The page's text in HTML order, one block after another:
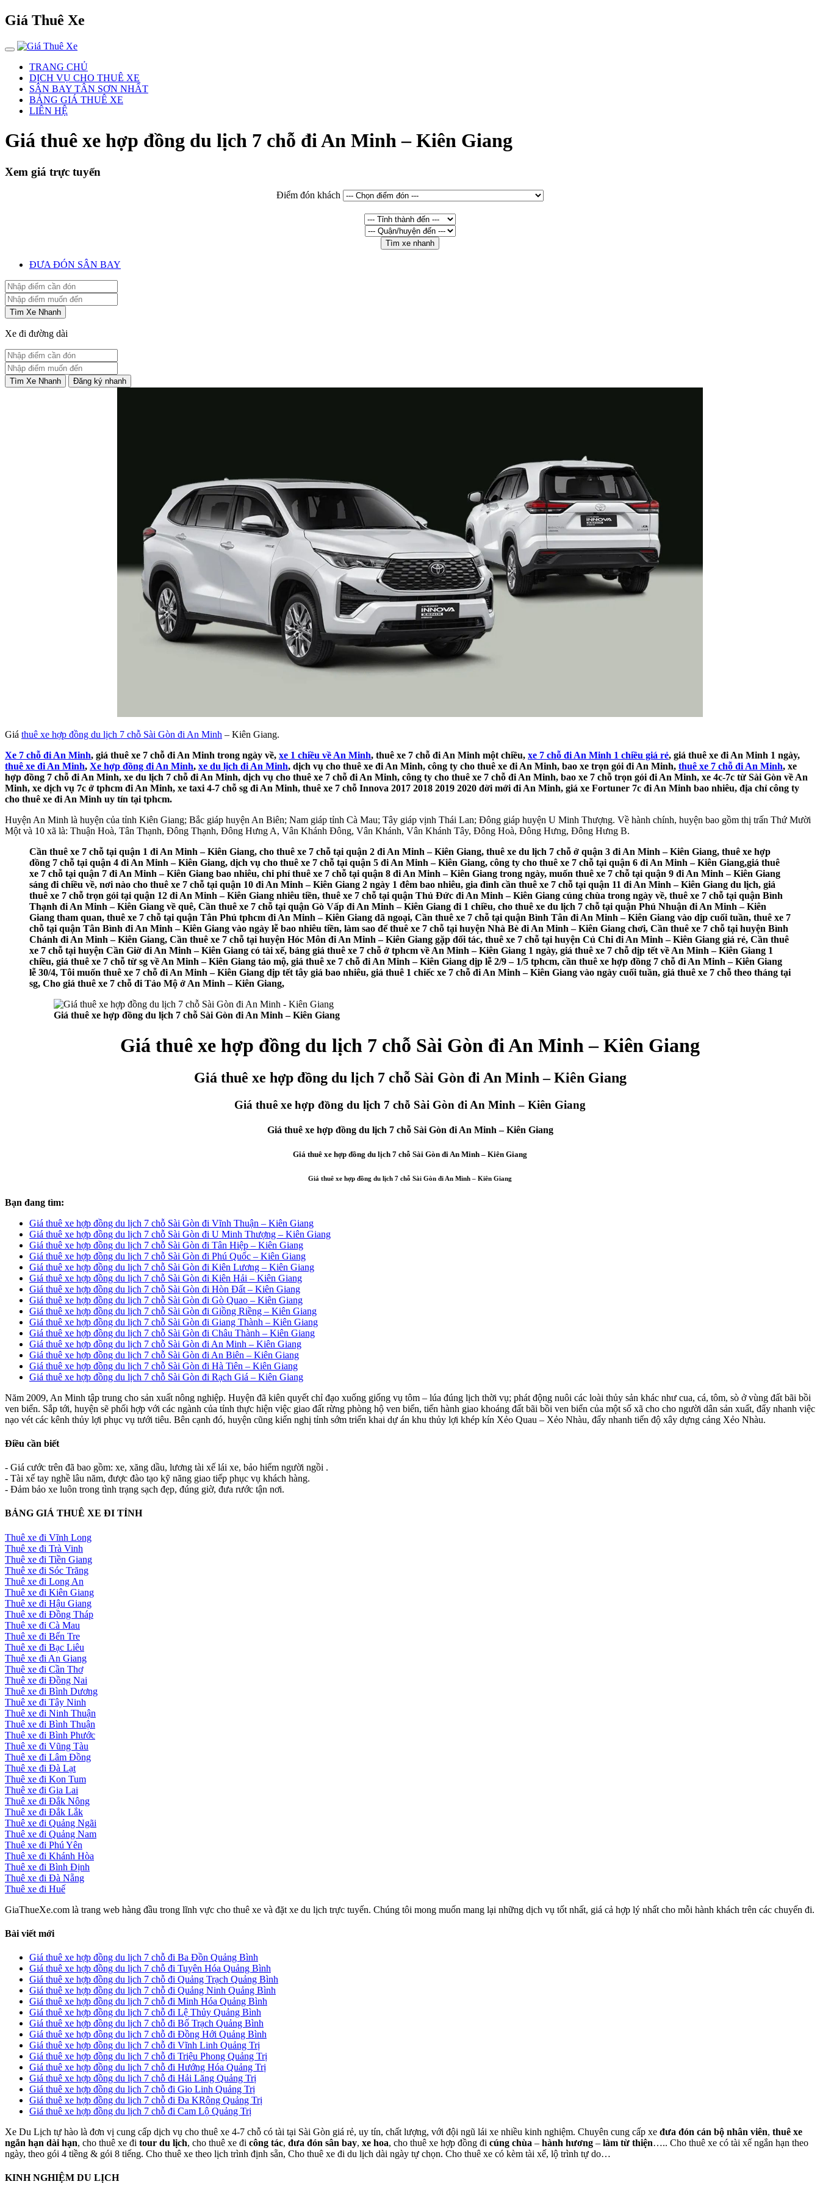
Giá Thuê Xe
TRANG CHỦ
DỊCH VỤ CHO THUÊ XE
SÂN BAY TÂN SƠN NHẤT
BẢNG GIÁ THUÊ XE
LIÊN HỆ
Giá thuê xe hợp đồng du lịch 7 chỗ đi An Minh – Kiên Giang
Xem giá trực tuyến
Điểm đón khách
Tìm xe nhanh
ĐƯA ĐÓN SÂN BAY
Tìm Xe Nhanh
Xe đi đường dài
Tìm Xe Nhanh Đăng ký nhanh
Giá thuê xe hợp đồng du lịch 7 chỗ Sài Gòn đi An Minh – Kiên Giang.
Xe 7 chỗ đi An Minh, giá thuê xe 7 chỗ đi An Minh trong ngày về, xe 1 chiều về An Minh, thuê xe 7 chỗ đi An Minh một chiều, xe 7 chỗ đi An Minh 1 chiều giá rẻ, giá thuê xe đi An Minh 1 ngày,
thuê xe đi An Minh, Xe hợp đồng đi An Minh, xe du lịch đi An Minh, dịch vụ cho thuê xe đi An Minh, công ty cho thuê xe đi An Minh, bao xe trọn gói đi An Minh, thuê xe 7 chỗ đi An Minh, xe
hợp đồng 7 chỗ đi An Minh, xe du lịch 7 chỗ đi An Minh, dịch vụ cho thuê xe 7 chỗ đi An Minh, công ty cho thuê xe 7 chỗ đi An Minh, bao xe 7 chỗ trọn gói đi An Minh, xe 4c-7c từ Sài Gòn về An
Minh, xe dịch vụ 7c ở tphcm đi An Minh, xe taxi 4-7 chỗ sg đi An Minh, thuê xe 7 chỗ Innova 2017 2018 2019 2020 đời mới đi An Minh, giá xe Fortuner 7c đi An Minh bao nhiêu, địa chỉ công ty
cho thuê xe đi An Minh uy tín tại tphcm.
Huyện An Minh là huyện của tỉnh Kiên Giang; Bắc giáp huyện An Biên; Nam giáp tỉnh Cà Mau; Tây giáp vịnh Thái Lan; Đông giáp huyện U Minh Thượng. Về hành chính, huyện bao gồm thị trấn Thứ Mười
Một và 10 xã là: Thuận Hoà, Tân Thạnh, Đông Thạnh, Đông Hưng A, Vân Khánh Đông, Vân Khánh, Vân Khánh Tây, Đông Hoà, Đông Hưng, Đông Hưng B.
Cần thuê xe 7 chỗ tại quận 1 đi An Minh – Kiên Giang, cho thuê xe 7 chỗ tại quận 2 đi An Minh – Kiên Giang, thuê xe du lịch 7 chỗ ở quận 3 đi An Minh – Kiên Giang, thuê xe hợp
đồng 7 chỗ tại quận 4 đi An Minh – Kiên Giang, dịch vụ cho thuê xe 7 chỗ tại quận 5 đi An Minh – Kiên Giang, công ty cho thuê xe 7 chỗ tại quận 6 đi An Minh – Kiên Giang,giá thuê
xe 7 chỗ tại quận 7 đi An Minh – Kiên Giang bao nhiêu, chi phí thuê xe 7 chỗ tại quận 8 đi An Minh – Kiên Giang trong ngày, muốn thuê xe 7 chỗ tại quận 9 đi An Minh – Kiên Giang
sáng đi chiều về, nơi nào cho thuê xe 7 chỗ tại quận 10 đi An Minh – Kiên Giang 2 ngày 1 đêm bao nhiêu, gia đình cần thuê xe 7 chỗ tại quận 11 đi An Minh – Kiên Giang du lịch, giá
thuê xe 7 chỗ trọn gói tại quận 12 đi An Minh – Kiên Giang nhiêu tiền, thuê xe 7 chỗ tại quận Thủ Đức đi An Minh – Kiên Giang cúng chùa trong ngày về, thuê xe 7 chỗ tại quận Bình
Thạnh đi An Minh – Kiên Giang về quê, Cần thuê xe 7 chỗ tại quận Gò Vấp đi An Minh – Kiên Giang đi 1 chiều, cho thuê xe du lịch 7 chỗ tại quận Phú Nhuận đi An Minh – Kiên
Giang tham quan, thuê xe 7 chỗ tại quận Tân Phú tphcm đi An Minh – Kiên Giang dã ngoại, Cần thuê xe 7 chỗ tại quận Bình Tân đi An Minh – Kiên Giang vào dịp cuối tuần, thuê xe 7
chỗ tại quận Tân Bình đi An Minh – Kiên Giang vào ngày lễ bao nhiêu tiền, làm sao để thuê xe 7 chỗ tại huyện Nhà Bè đi An Minh – Kiên Giang chơi, Cần thuê xe 7 chỗ tại huyện Bình
Chánh đi An Minh – Kiên Giang, Cần thuê xe 7 chỗ tại huyện Hóc Môn đi An Minh – Kiên Giang gặp đối tác, thuê xe 7 chỗ tại huyện Củ Chi đi An Minh – Kiên Giang giá rẻ, Cần thuê
xe 7 chỗ tại huyện Cần Giờ đi An Minh – Kiên Giang có tài xế, bảng giá thuê xe 7 chỗ ở tphcm về An Minh – Kiên Giang 1 ngày, giá thuê xe 7 chỗ dịp tết về An Minh – Kiên Giang 1
chiều, giá thuê xe 7 chỗ từ sg về An Minh – Kiên Giang tảo mộ, giá thuê xe 7 chỗ đi An Minh – Kiên Giang dịp lễ 2/9 – 1/5 tphcm, cần thuê xe hợp đồng 7 chỗ đi An Minh – Kiên Giang
lễ 30/4, Tôi muốn thuê xe 7 chỗ đi An Minh – Kiên Giang dịp tết tây giá bao nhiêu, giá thuê 1 chiếc xe 7 chỗ đi An Minh – Kiên Giang vào ngày cuối tuần, giá thuê xe 7 chỗ theo tháng tại
sg, Cho giá thuê xe 7 chỗ đi Tảo Mộ ở An Minh – Kiên Giang,
Giá thuê xe hợp đồng du lịch 7 chỗ Sài Gòn đi An Minh – Kiên Giang
Giá thuê xe hợp đồng du lịch 7 chỗ Sài Gòn đi An Minh – Kiên Giang
Giá thuê xe hợp đồng du lịch 7 chỗ Sài Gòn đi An Minh – Kiên Giang
Giá thuê xe hợp đồng du lịch 7 chỗ Sài Gòn đi An Minh – Kiên Giang
Giá thuê xe hợp đồng du lịch 7 chỗ Sài Gòn đi An Minh – Kiên Giang
Giá thuê xe hợp đồng du lịch 7 chỗ Sài Gòn đi An Minh – Kiên Giang
Giá thuê xe hợp đồng du lịch 7 chỗ Sài Gòn đi An Minh – Kiên Giang
Bạn đang tìm:
Giá thuê xe hợp đồng du lịch 7 chỗ Sài Gòn đi Vĩnh Thuận – Kiên Giang
Giá thuê xe hợp đồng du lịch 7 chỗ Sài Gòn đi U Minh Thượng – Kiên Giang
Giá thuê xe hợp đồng du lịch 7 chỗ Sài Gòn đi Tân Hiệp – Kiên Giang
Giá thuê xe hợp đồng du lịch 7 chỗ Sài Gòn đi Phú Quốc – Kiên Giang
Giá thuê xe hợp đồng du lịch 7 chỗ Sài Gòn đi Kiên Lương – Kiên Giang
Giá thuê xe hợp đồng du lịch 7 chỗ Sài Gòn đi Kiên Hải – Kiên Giang
Giá thuê xe hợp đồng du lịch 7 chỗ Sài Gòn đi Hòn Đất – Kiên Giang
Giá thuê xe hợp đồng du lịch 7 chỗ Sài Gòn đi Gò Quao – Kiên Giang
Giá thuê xe hợp đồng du lịch 7 chỗ Sài Gòn đi Giồng Riềng – Kiên Giang
Giá thuê xe hợp đồng du lịch 7 chỗ Sài Gòn đi Giang Thành – Kiên Giang
Giá thuê xe hợp đồng du lịch 7 chỗ Sài Gòn đi Châu Thành – Kiên Giang
Giá thuê xe hợp đồng du lịch 7 chỗ Sài Gòn đi An Minh – Kiên Giang
Giá thuê xe hợp đồng du lịch 7 chỗ Sài Gòn đi An Biên – Kiên Giang
Giá thuê xe hợp đồng du lịch 7 chỗ Sài Gòn đi Hà Tiên – Kiên Giang
Giá thuê xe hợp đồng du lịch 7 chỗ Sài Gòn đi Rạch Giá – Kiên Giang
Năm 2009, An Minh tập trung cho sản xuất nông nghiệp. Huyện đã kiên quyết chỉ đạo xuống giống vụ tôm – lúa đúng lịch thời vụ; phát động nuôi các loài thủy sản khác như cua, cá, tôm, sò ở vùng đất bãi bồi
ven biển. Sắp tới, huyện sẽ phối hợp với các ngành của tỉnh thực hiện việc giao đất rừng phòng hộ ven biển, tiến hành giao khoáng đất bãi bồi ven biển của một số xã cho cho người dân sản xuất, đẩy nhanh việc
nạo vét các kênh thủy lợi phục vụ tưới tiêu. Bên cạnh đó, huyện cũng kiến nghị tỉnh sớm triển khai dự án khu thủy lợi khép kín Xẻo Quau – Xẻo Nhàu, đẩy nhanh tiến độ xây dựng cảng Xẻo Nhàu.
Điều cần biết
- Giá cước trên đã bao gồm: xe, xăng dầu, lương tài xế lái xe, bảo hiểm người ngồi .
- Tài xế tay nghề lâu năm, được đào tạo kỹ năng giao tiếp phục vụ khách hàng.
- Đảm bảo xe luôn trong tình trạng sạch đẹp, đúng giờ, đưa rước tận nơi.
BẢNG GIÁ THUÊ XE ĐI TỈNH
Thuê xe đi Vĩnh Long
Thuê xe đi Trà Vinh
Thuê xe đi Tiền Giang
Thuê xe đi Sóc Trăng
Thuê xe đi Long An
Thuê xe đi Kiên Giang
Thuê xe đi Hậu Giang
Thuê xe đi Đồng Tháp
Thuê xe đi Cà Mau
Thuê xe đi Bến Tre
Thuê xe đi Bạc Liêu
Thuê xe đi An Giang
Thuê xe đi Cần Thơ
Thuê xe đi Đồng Nai
Thuê xe đi Bình Dương
Thuê xe đi Tây Ninh
Thuê xe đi Ninh Thuận
Thuê xe đi Bình Thuận
Thuê xe đi Bình Phước
Thuê xe đi Vũng Tàu
Thuê xe đi Lâm Đồng
Thuê xe đi Đà Lạt
Thuê xe đi Kon Tum
Thuê xe đi Gia Lai
Thuê xe đi Đắk Nông
Thuê xe đi Đắk Lắk
Thuê xe đi Quảng Ngãi
Thuê xe đi Quảng Nam
Thuê xe đi Phú Yên
Thuê xe đi Khánh Hòa
Thuê xe đi Bình Định
Thuê xe đi Đà Nẵng
Thuê xe đi Huế
GiaThueXe.com là trang web hàng đầu trong lĩnh vực cho thuê xe và đặt xe du lịch trực tuyến. Chúng tôi mong muốn mang lại những dịch vụ tốt nhất, giá cả hợp lý nhất cho mỗi hành khách trên các chuyến đi.
Bài viết mới
Giá thuê xe hợp đồng du lịch 7 chỗ đi Ba Đồn Quảng Bình
Giá thuê xe hợp đồng du lịch 7 chỗ đi Tuyên Hóa Quảng Bình
Giá thuê xe hợp đồng du lịch 7 chỗ đi Quảng Trạch Quảng Bình
Giá thuê xe hợp đồng du lịch 7 chỗ đi Quảng Ninh Quảng Bình
Giá thuê xe hợp đồng du lịch 7 chỗ đi Minh Hóa Quảng Bình
Giá thuê xe hợp đồng du lịch 7 chỗ đi Lệ Thủy Quảng Bình
Giá thuê xe hợp đồng du lịch 7 chỗ đi Bố Trạch Quảng Bình
Giá thuê xe hợp đồng du lịch 7 chỗ đi Đồng Hới Quảng Bình
Giá thuê xe hợp đồng du lịch 7 chỗ đi Vĩnh Linh Quảng Trị
Giá thuê xe hợp đồng du lịch 7 chỗ đi Triệu Phong Quảng Trị
Giá thuê xe hợp đồng du lịch 7 chỗ đi Hướng Hóa Quảng Trị
Giá thuê xe hợp đồng du lịch 7 chỗ đi Hải Lăng Quảng Trị
Giá thuê xe hợp đồng du lịch 7 chỗ đi Gio Linh Quảng Trị
Giá thuê xe hợp đồng du lịch 7 chỗ đi Đa KRông Quảng Trị
Giá thuê xe hợp đồng du lịch 7 chỗ đi Cam Lộ Quảng Trị
Xe Du Lịch tự hào là đơn vị cung cấp dịch vụ cho thuê xe 4-7 chỗ có tài tại Sài Gòn giá rẻ, uy tín, chất lượng, với đội ngũ lái xe nhiều kinh nghiệm. Chuyên cung cấp xe đưa đón cán bộ nhân viên, thuê xe
ngắn hạn dài hạn, cho thuê xe đi tour du lịch, cho thuê xe đi công tác, đưa đón sân bay, xe hoa, cho thuê xe hợp đồng đi cúng chùa – hành hương – làm từ thiện….. Cho thuê xe có tài xế ngắn hạn theo
ngày, theo gói 4 tiềng & gói 8 tiếng. Cho thuê xe theo lịch trình định sẵn, Cho thuê xe đi du lịch dài ngày tự chọn. Cho thuê xe có kèm tài xế, lộ trình tự do…
KINH NGHIỆM DU LỊCH